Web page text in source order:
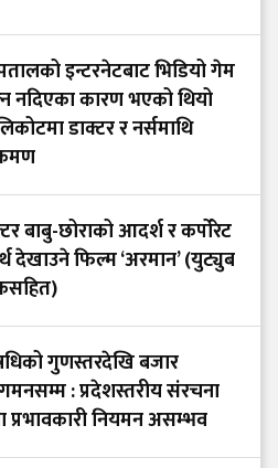
इन्टरनेटबाट भिडियो गेम
नदिएका कारण भएको थियो
डाक्टर र नर्समाथि
बाबु-छोराको आदर्श र कर्पोरेट
देखाउने फिल्म ‘अरमान’ (युट्युब
गुणस्तरदेखि बजार
: प्रदेशस्तरीय संरचना
प्रभावकारी नियमन असम्भव